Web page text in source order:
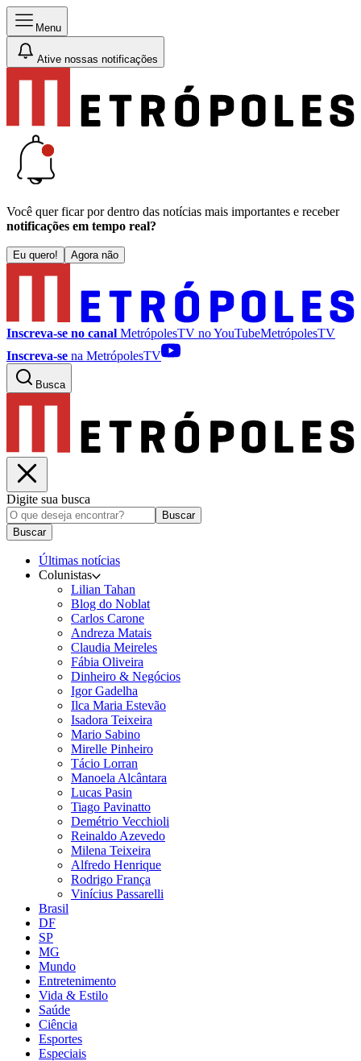
Menu
Ative nossas notificações
Você quer ficar por dentro das notícias mais importantes e receber
notificações em tempo real?
Eu quero! Agora não
Inscreva-se no canal MetrópolesTV noYouTubeMetrópolesTV
Inscreva-se na MetrópolesTV
Busca
Digite sua busca
Buscar
Buscar
Últimas notícias
Colunistas
Lilian Tahan
Blog do Noblat
Carlos Carone
Andreza Matais
Claudia Meireles
Fábia Oliveira
Dinheiro & Negócios
Igor Gadelha
Ilca Maria Estevão
Isadora Teixeira
Mario Sabino
Mirelle Pinheiro
Tácio Lorran
Manoela Alcântara
Lucas Pasin
Tiago Pavinatto
Demétrio Vecchioli
Reinaldo Azevedo
Milena Teixeira
Alfredo Henrique
Rodrigo França
Vinícius Passarelli
Brasil
DF
SP
MG
Mundo
Entretenimento
Vida & Estilo
Saúde
Ciência
Esportes
Especiais